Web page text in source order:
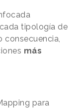
tipología de
más
para